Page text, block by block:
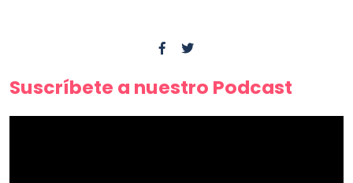
Suscríbete a nuestro Podcast